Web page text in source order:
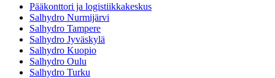
Pääkonttori ja logistiikkakeskus
Salhydro Nurmijärvi
Salhydro Tampere
Salhydro Jyväskylä
Salhydro Kuopio
Salhydro Oulu
Salhydro Turku